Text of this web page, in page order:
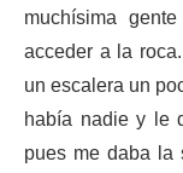
muchísima
acceder a la
un escalera un
había nadie y le
pues me daba la